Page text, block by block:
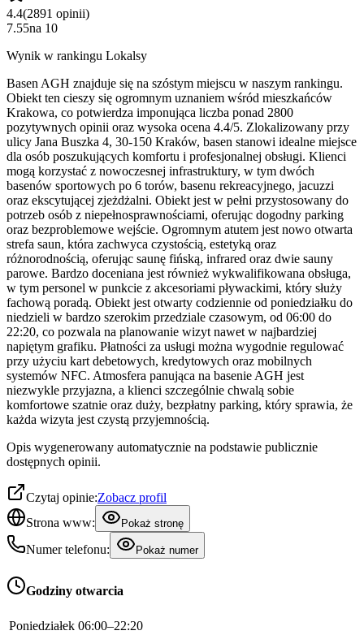
4.4(2891 opinii)
7.55na 10
Wynik w rankingu Lokalsy
Basen AGH znajduje się na szóstym miejscu w naszym rankingu.
Obiekt ten cieszy się ogromnym uznaniem wśród mieszkańców
Krakowa, co potwierdza imponująca liczba ponad 2800
pozytywnych opinii oraz wysoka ocena 4.4/5. Zlokalizowany przy
ulicy Jana Buszka 4, 30-150 Kraków, basen stanowi idealne miejsce
dla osób poszukujących komfortu i profesjonalnej obsługi. Klienci
mogą korzystać z nowoczesnej infrastruktury, w tym dwóch
basenów sportowych po 6 torów, basenu rekreacyjnego, jacuzzi
oraz ekscytującej zjeżdżalni. Obiekt jest w pełni przystosowany do
potrzeb osób z niepełnosprawnościami, oferując dogodny parking
oraz bezproblemowe wejście. Ogromnym atutem jest nowo otwarta
strefa saun, która zachwyca czystością, estetyką oraz
różnorodnością, oferując saunę fińską, infrared oraz dwie sauny
parowe. Bardzo doceniana jest również wykwalifikowana obsługa,
w tym personel w punkcie z akcesoriami pływackimi, który służy
fachową poradą. Obiekt jest otwarty codziennie od poniedziałku do
niedzieli w bardzo szerokim przedziale czasowym, od 06:00 do
22:20, co pozwala na planowanie wizyt nawet w najbardziej
napiętym grafiku. Płatności za usługi można wygodnie regulować
przy użyciu kart debetowych, kredytowych oraz mobilnych
systemów NFC. Atmosfera panująca na basenie AGH jest
niezwykle przyjazna, a klienci szczególnie chwalą sobie
komfortowe szatnie oraz duży, bezpłatny parking, który sprawia, że
każda wizyta jest czystą przyjemnością.
Opis wygenerowany automatycznie na podstawie publicznie
dostępnych opinii.
Czytaj opinie:Zobacz profil
Strona www:
Pokaż stronę
Numer telefonu: Pokaż numer
Godziny otwarcia
Poniedziałek 06:00–22:20